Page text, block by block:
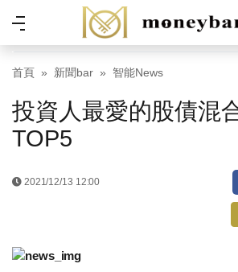
Skip to main content
功
能
表
首頁 新聞bar 智能News
投資人最愛的股債混
TOP5
2021/12/13 12:00